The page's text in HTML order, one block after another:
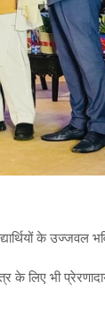
के उज्जवल
के लिए भी